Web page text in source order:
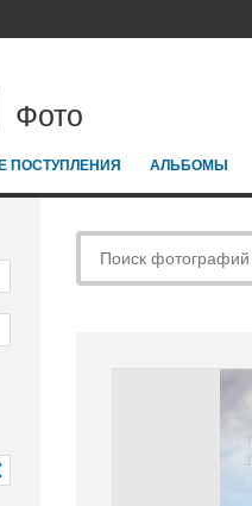
Фото
ПОСТУПЛЕНИЯ АЛЬБОМЫ